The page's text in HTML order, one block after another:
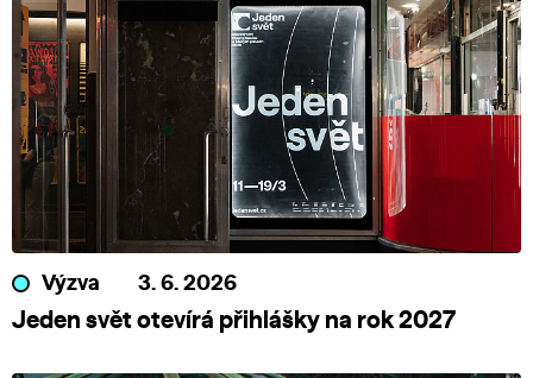
Výzva 3. 6. 2026
Jeden svět otevírá přihlášky na rok 2027